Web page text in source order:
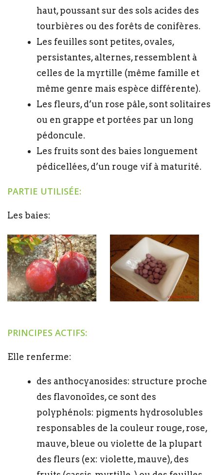
haut, poussant sur des sols acides des
tourbières ou des forêts de conifères.
Les feuilles sont petites, ovales,
persistantes, alternes, ressemblent à
celles de la myrtille (même famille et
même genre mais espèce différente).
Les fleurs, d’un rose pâle, sont solitaires
ou en grappe et portées par un long
pédoncule.
Les fruits sont des baies longuement
pédicellées, d’un rouge vif à maturité.
PARTIE UTILISÉE:
Les baies:
PRINCIPES ACTIFS:
Elle renferme:
des anthocyanosides: structure proche
des flavonoïdes, ce sont des
polyphénols: pigments hydrosolubles
responsables de la couleur rouge, rose,
mauve, bleue ou violette de la plupart
des fleurs (ex: violette, mauve), des